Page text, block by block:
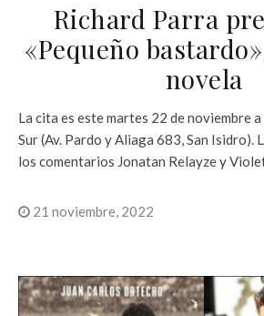
Richard Parra
«Pequeño
novela
La cita es este martes 22 de noviembre
Sur (Av. Pardo y Aliaga 683, San Isidro).
los comentarios Jonatan Relayze y
21 noviembre, 2022